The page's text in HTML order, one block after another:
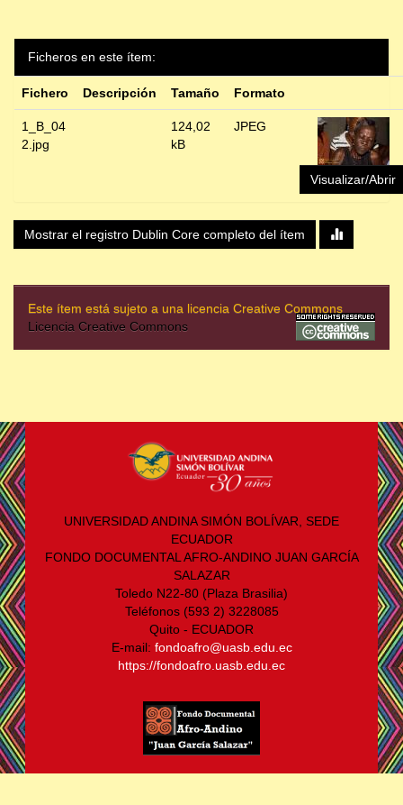
Ficheros en este ítem:
Fichero Descripción Tamaño Formato
1_B_04
2.jpg
124,02
kB
JPEG
Visualizar/Abrir
Mostrar el registro Dublin Core completo del ítem
Este ítem está sujeto a una licencia Creative Commons
Licencia Creative Commons
UNIVERSIDAD ANDINA SIMÓN BOLÍVAR, SEDE
ECUADOR
FONDO DOCUMENTAL AFRO-ANDINO JUAN GARCÍA
SALAZAR
Toledo N22-80 (Plaza Brasilia)
Teléfonos (593 2) 3228085
Quito - ECUADOR
E-mail: fondoafro@uasb.edu.ec
https://fondoafro.uasb.edu.ec